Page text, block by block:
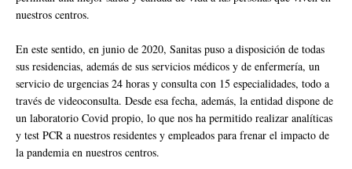
nuestros centros.
En este sentido, en junio de 2020, Sanitas puso a disposición de todas
sus residencias, además de sus servicios médicos y de enfermería, un
servicio de urgencias 24 horas y consulta con 15 especialidades, todo a
través de videoconsulta. Desde esa fecha, además, la entidad dispone de
un laboratorio Covid propio, lo que nos ha permitido realizar analíticas
y test PCR a nuestros residentes y empleados para frenar el impacto de
la pandemia en nuestros centros.